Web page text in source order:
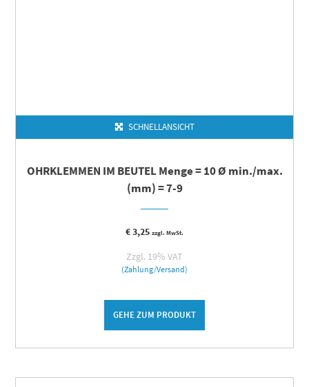
SCHNELLANSICHT
OHRKLEMMEN IM BEUTEL Menge = 10 Ø min./max.
(mm) = 7-9
€3,25 zzgl. MwSt.
Zzgl. 19% VAT
(Zahlung/Versand)
GEHE ZUM PRODUKT